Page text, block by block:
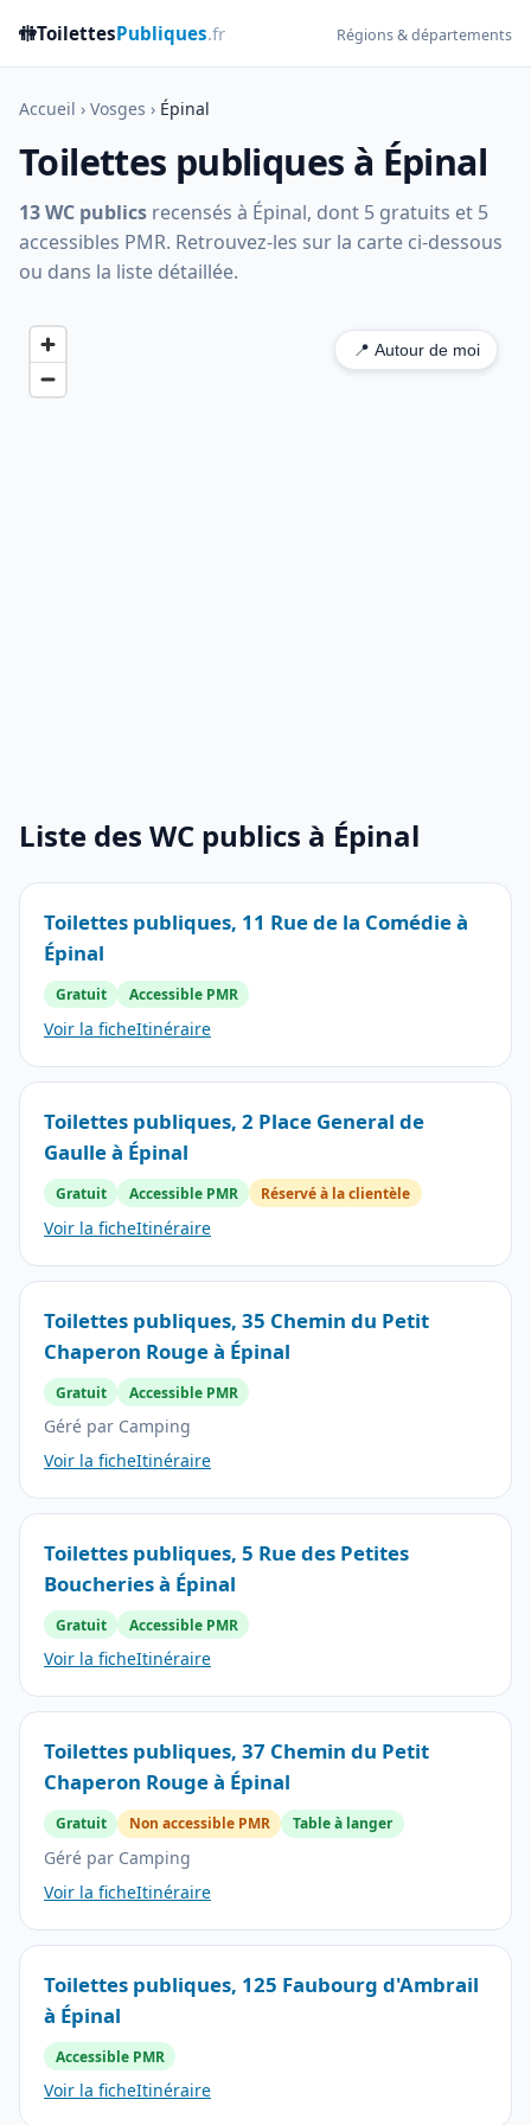
🚻ToilettesPubliques.fr Régions & départements
Accueil › Vosges › Épinal
Toilettes publiques à Épinal
13 WC publics recensés à Épinal, dont 5 gratuits et 5
accessibles PMR. Retrouvez-les sur la carte ci-dessous
ou dans la liste détaillée.
📍 Autour de moi
Liste des WC publics à Épinal
Toilettes publiques, 11 Rue de la Comédie à
Épinal
Gratuit Accessible PMR
Voir la ficheItinéraire
Toilettes publiques, 2 Place General de
Gaulle à Épinal
Gratuit Accessible PMR Réservé à la clientèle
Voir la ficheItinéraire
Toilettes publiques, 35 Chemin du Petit
Chaperon Rouge à Épinal
Gratuit Accessible PMR
Géré par Camping
Voir la ficheItinéraire
Toilettes publiques, 5 Rue des Petites
Boucheries à Épinal
Gratuit Accessible PMR
Voir la ficheItinéraire
Toilettes publiques, 37 Chemin du Petit
Chaperon Rouge à Épinal
Gratuit Non accessible PMR Table à langer
Géré par Camping
Voir la ficheItinéraire
Toilettes publiques, 125 Faubourg d'Ambrail
à Épinal
Accessible PMR
Voir la ficheItinéraire